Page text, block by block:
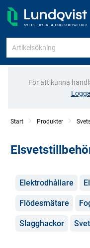
För att kunna
Start Produkter
Kategorier
Elektrodhållare
Flödesmätare
Slagghackor